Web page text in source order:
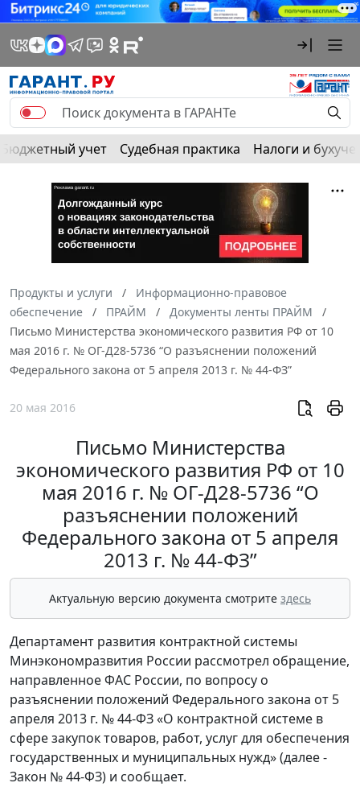
Бюджетный учет Судебная практика Налоги и
Продукты и услуги
Информационно-правовое
обеспечение
ПРАЙМ
Документы ленты ПРАЙМ
Письмо Министерства экономического развития РФ от 10
мая 2016 г. № ОГ-Д28-5736 “О разъяснении положений
Федерального закона от 5 апреля 2013 г. № 44-ФЗ”
20 мая 2016
Письмо Министерства
экономического развития РФ от 10
мая 2016 г. № ОГ-Д28-5736 “О
разъяснении положений
Федерального закона от 5 апреля
2013 г. № 44-ФЗ”
Актуальную версию документа смотрите здесь
Департамент развития контрактной системы
Минэкономразвития России рассмотрел обращение,
направленное ФАС России, по вопросу о
разъяснении положений Федерального закона от 5
апреля 2013 г. № 44-ФЗ «О контрактной системе в
сфере закупок товаров, работ, услуг для обеспечения
государственных и муниципальных нужд» (далее -
Закон № 44-ФЗ) и сообщает.